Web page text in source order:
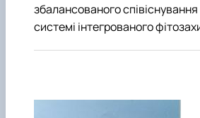
збалансованого співіснування
системі інтегрованого